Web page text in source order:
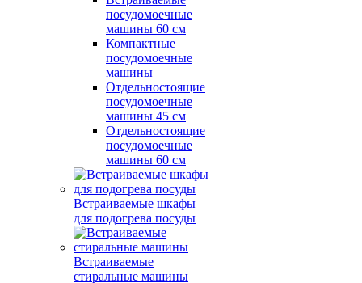
посудомоечные
машины 60 см
Компактные
посудомоечные
машины
Отдельностоящие
посудомоечные
машины 45 см
Отдельностоящие
посудомоечные
машины 60 см
Встраиваемые шкафы
для подогрева посуды
Встраиваемые
стиральные машины